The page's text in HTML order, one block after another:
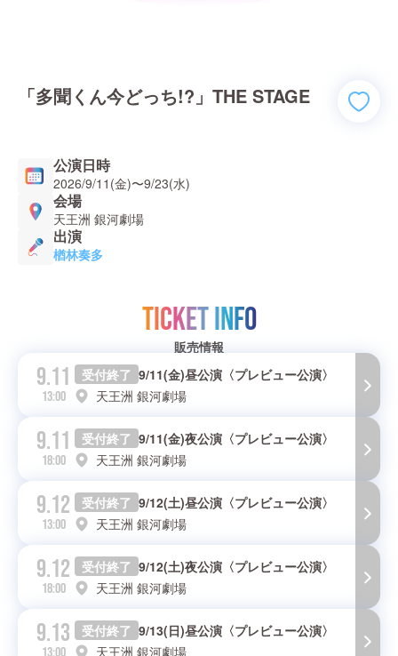
「多聞くん今どっち!?」THE STAGE
公演日時
2026/9/11(金)〜9/23(水)
会場
天王洲 銀河劇場
出演
楢林奏多
TICKET INFO
販売情報
9.11
13:00
受付終了 9/11(金)昼公演〈プレビュー公演〉
天王洲 銀河劇場
9.11
18:00
受付終了 9/11(金)夜公演〈プレビュー公演〉
天王洲 銀河劇場
9.12
13:00
受付終了 9/12(土)昼公演〈プレビュー公演〉
天王洲 銀河劇場
9.12
18:00
受付終了 9/12(土)夜公演〈プレビュー公演〉
天王洲 銀河劇場
9.13 受付終了 9/13(日)昼公演〈プレビュー公演〉
天王洲 銀河劇場